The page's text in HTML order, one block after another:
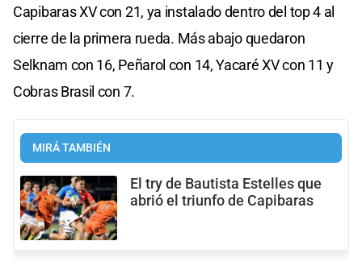
Capibaras XV con 21, ya instalado dentro del top 4 al
cierre de la primera rueda. Más abajo quedaron
Selknam con 16, Peñarol con 14, Yacaré XV con 11 y
Cobras Brasil con 7.
MIRÁ TAMBIÉN
El try de Bautista Estelles que
abrió el triunfo de Capibaras